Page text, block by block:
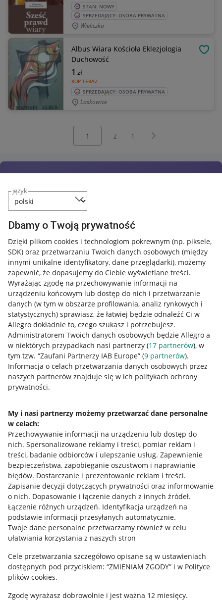
język
Dbamy o Twoją prywatność
Dzięki plikom cookies i technologiom pokrewnym (np. piksele,
SDK) oraz przetwarzaniu Twoich danych osobowych (między
innymi unikalne identyfikatory, dane przeglądarki), możemy
zapewnić, że dopasujemy do Ciebie wyświetlane treści.
Wyrażając zgodę na przechowywanie informacji na
urządzeniu końcowym lub dostęp do nich i przetwarzanie
danych (w tym w obszarze profilowania, analiz rynkowych i
statystycznych) sprawiasz, że łatwiej będzie odnaleźć Ci w
Allegro dokładnie to, czego szukasz i potrzebujesz.
Administratorem Twoich danych osobowych będzie Allegro a
w niektórych przypadkach nasi partnerzy (17 partnerów), w
tym tzw. “Zaufani Partnerzy IAB Europe” (9 partnerów).
Informacja o celach przetwarzania danych osobowych przez
naszych partnerów znajduje się w ich politykach ochrony
prywatności.
My i nasi partnerzy możemy przetwarzać dane personalne
w celach:
Przechowywanie informacji na urządzeniu lub dostęp do
nich. Spersonalizowane reklamy i treści, pomiar reklam i
treści, badanie odbiorców i ulepszanie usług. Zapewnienie
bezpieczeństwa, zapobieganie oszustwom i naprawianie
błędów. Dostarczanie i prezentowanie reklam i treści.
Zapisanie decyzji dotyczących prywatności oraz informowanie
o nich. Dopasowanie i łączenie danych z innych źródeł.
Łączenie różnych urządzeń. Identyfikacja urządzeń na
podstawie informacji przesyłanych automatycznie.
Twoje dane personalne przetwarzamy również w celu
ułatwiania korzystania z naszych stron
Cele przetwarzania szczegółowo opisane są w ustawieniach
dostępnych pod przyciskiem: “ZMIENIAM ZGODY” i w Polityce
plików cookies.
Zgodę wyrażasz dobrowolnie i jest ważna 12 miesięcy.
STAN: NOWY
SPRZEDAJĄCY: OSOBA PRYWATNA
Wieliczka
Albus Wiara Kościoła Eklezjologia
Duchowość
KUP TERAZ
1 zł
SPRZEDAJĄCY: OSOBA PRYWATNA
Laskowice
z 1 Następna strona
Przydatne informacje
Jak to działa
Allegro Gadane dla sprzedających
Allegro Gadane dla kupujących
Mapa miejscowości
Informacje prawne
Regulamin
Polityka plików "cookies"
Ustawienia plików "cookies"
Udostępnianie lokalizacji
Informacje dla Aktu o Usługach Cyfrowych
Pobierz aplikację